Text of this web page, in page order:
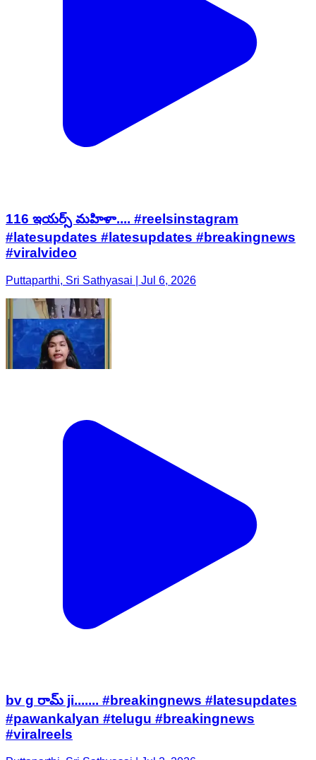
116 ఇయర్స్ మహిళా.... #reelsinstagram
#latesupdates #latesupdates #breakingnews
#viralvideo
Puttaparthi, Sri Sathyasai | Jul 6, 2026
bv g రామ్ ji....... #breakingnews #latesupdates
#pawankalyan #telugu #breakingnews
#viralreels